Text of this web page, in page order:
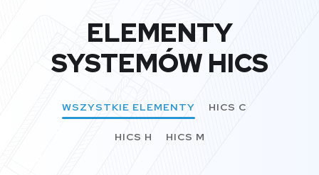
ELEMENTY
SYSTEMÓW HICS
WSZYSTKIE ELEMENTY HICS C
HICS H HICS M